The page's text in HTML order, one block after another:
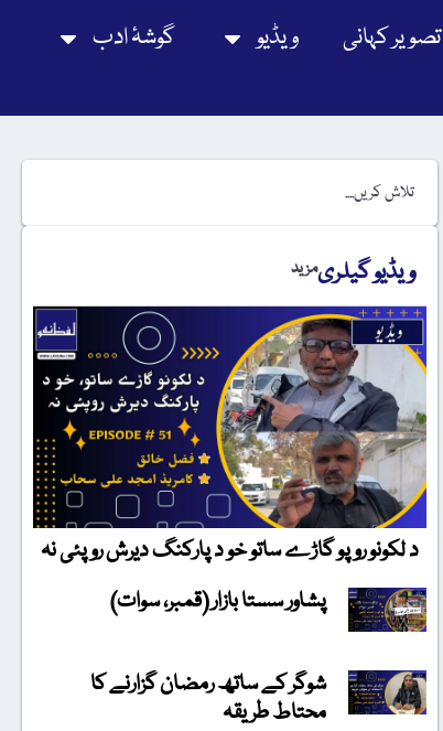
تصویر کہانی ویڈیو گوشۂ ادب
ویڈیو گیلریمزید
د لکونو روپو گاڑے ساتو خو د پارکنگ دیرش روپئی نہ
پشاور سستا بازار (قمبر، سوات)
شوگر کے ساتھ رمضان گزارنے کا
محتاط طریقہ